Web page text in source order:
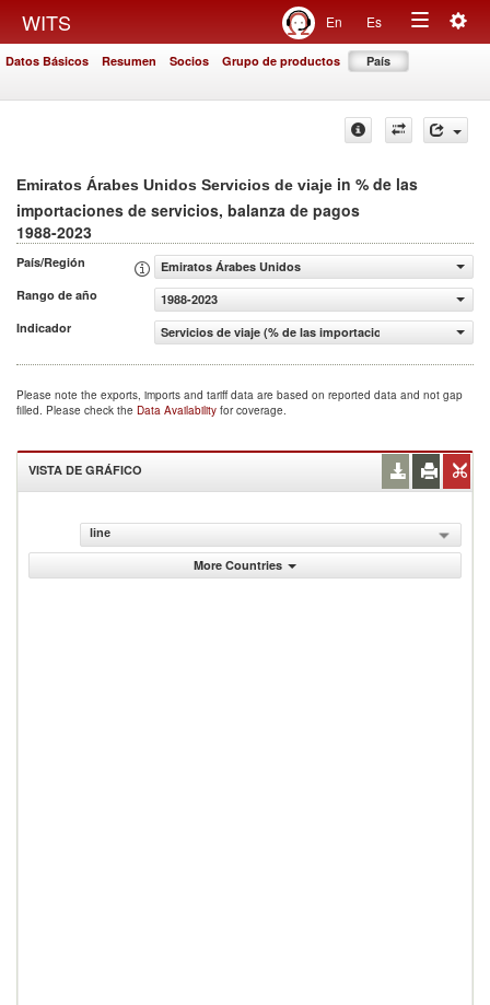
WITS En Es
Toggle
Datos Básicos Resumen Socios Grupo de productos País
Emiratos Árabes Unidos Servicios de viaje in % de las
importaciones de servicios, balanza de pagos
1988-2023
País/Región
Emiratos Árabes Unidos
Rango de año
1988-2023
Indicador
Servicios de viaje (% de las importaciones de servicios,
Please note the exports, imports and tariff data are based on reported data and not gap
filled. Please check the Data Availability for coverage.
VISTA DE GRÁFICO
line
More Countries